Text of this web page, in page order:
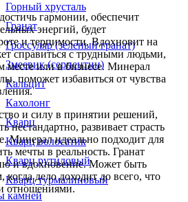
Горный хрусталь
Гранат
Гроссуляр (зеленый гранат)
Змеевик (серпентин)
Кальцит
Кахолонг
Кварц
Кварц волосатик
Кварц рутиловый
Кварц турмалиновый
камней
гармонии, обеспечит
энергий, будет
и терпимости. Вдохновит на
справиться с трудными людьми,
месте или в бизнесе. Минерал
поможет избавиться от чувства
и силу в принятии решений,
нестандартно, развивает страсть
Минерал идеально подходит для
мечты в реальность. Гранат
и вдохновение. Может быть
дело доходит до всего, что
отношениями.